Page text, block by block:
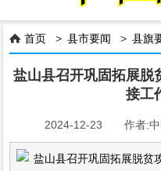
 首页 >县市要闻 >县旗
盐山县召开巩固拓展脱
接工
2024-12-23 作者:中